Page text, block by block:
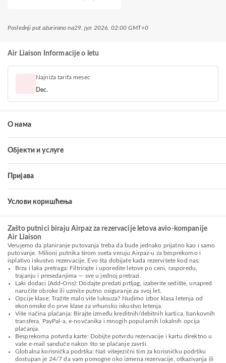
Poslednji put ažurirano na29. јул 2026. 02:00 GMT+0
Air Liaison Informacije o letu
Najniža tarifa mesec
Dec.
О нама
Објекти и услуге
Пријава
Услови коришћења
Zašto putnici biraju Airpaz za rezervacije letova avio-kompanije
Air Liaison
Verujemo da planiranje putovanja treba da bude jednako prijatno kao i samo
putovanje. Milioni putnika širom sveta veruju Airpaz-u za besprekorno i
isplativo iskustvo rezervacije. Evo šta dobijate kada rezervišete kod nas:
Brza i laka pretraga: Filtrirajte i uporedite letove po ceni, rasporedu,
trajanju i presedanjima — sve u jednoj pretrazi.
Laki dodaci (Add-Ons): Dodajte predati prtljag, izaberite sedište, unapred
naručite obroke ili uzmite putno osiguranje za svoj let.
Opcije klase: Tražite malo više luksuza? Nudimo izbor klasa letenja od
ekonomske do prve klase za vrhunsko iskustvo letenja.
Više načina plaćanja: Birajte između kreditnih/debitnih kartica, bankovnih
transfera, PayPal-a, e-novčanika i mnogih popularnih lokalnih opcija
plaćanja.
Besprekorna potvrda karte: Dobijte potvrdu rezervacije i kartu direktno u
vaše e-mail sanduče nakon što se plaćanje završi.
Globalna korisnička podrška: Naš višejezični tim za korisničku podršku
dostupan je 24/7 da vam pomogne oko izmena rezervacije, otkazivanja ili